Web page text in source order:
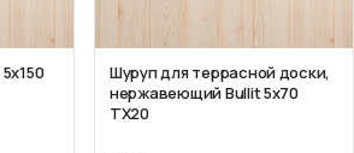
Шуруп для террасной доски,
нержавеющий Bullit 5х70
TX20